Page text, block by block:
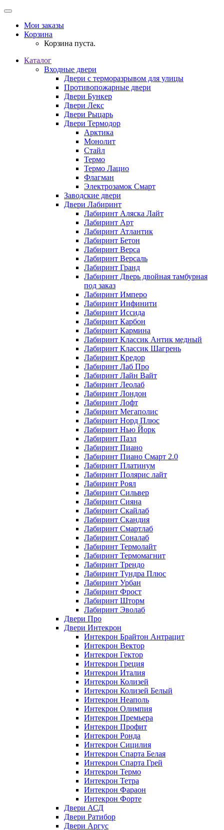
Мои заказы
Корзина
Корзина пуста.
Каталог
Входные двери
Двери с терморазрывом для улицы
Противопожарные двери
Двери Бункер
Двери Лекс
Двери Рыцарь
Двери Термодор
Арктика
Монолит
Стайл
Термо
Термо Лацио
Флагман
Электрозамок Смарт
Заводские двери
Двери Лабиринт
Лабиринт Аляска Лайт
Лабиринт Арт
Лабиринт Атлантик
Лабиринт Бетон
Лабиринт Верса
Лабиринт Версаль
Лабиринт Гранд
Лабиринт Дверь двойная тамбурная
под заказ
Лабиринт Имперо
Лабиринт Инфинити
Лабиринт Иссида
Лабиринт Карбон
Лабиринт Кармина
Лабиринт Классик Антик медный
Лабиринт Классик Шагрень
Лабиринт Кредор
Лабиринт Лаб Про
Лабиринт Лайн Вайт
Лабиринт Леолаб
Лабиринт Лондон
Лабиринт Лофт
Лабиринт Мегаполис
Лабиринт Норд Плюс
Лабиринт Нью Йорк
Лабиринт Пазл
Лабиринт Пиано
Лабиринт Пиано Смарт 2.0
Лабиринт Платинум
Лабиринт Полярис лайт
Лабиринт Роял
Лабиринт Сильвер
Лабиринт Сияна
Лабиринт Скайлаб
Лабиринт Скандия
Лабиринт Смартлаб
Лабиринт Соналаб
Лабиринт Термолайт
Лабиринт Термомагнит
Лабиринт Трендо
Лабиринт Тундра Плюс
Лабиринт Урбан
Лабиринт Фрост
Лабиринт Шторм
Лабиринт Эволаб
Двери Про
Двери Интекрон
Интекрон Брайтон Антрацит
Интекрон Вектор
Интекрон Гектор
Интекрон Греция
Интекрон Италия
Интекрон Колизей
Интекрон Колизей Белый
Интекрон Неаполь
Интекрон Олимпия
Интекрон Премьера
Интекрон Профит
Интекрон Ронда
Интекрон Сицилия
Интекрон Спарта Белая
Интекрон Спарта Грей
Интекрон Термо
Интекрон Тетра
Интекрон Фараон
Интекрон Форте
Двери АСД
Двери Ратибор
Двери Аргус